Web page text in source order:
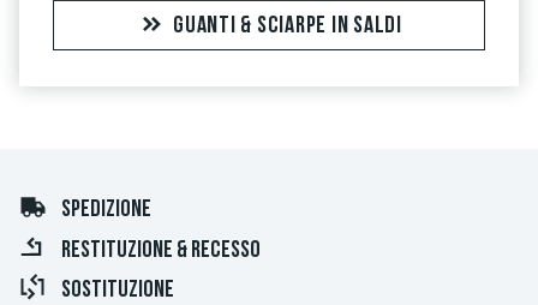
GUANTI & SCIARPE IN SALDI
SPEDIZIONE
RESTITUZIONE & RECESSO
SOSTITUZIONE